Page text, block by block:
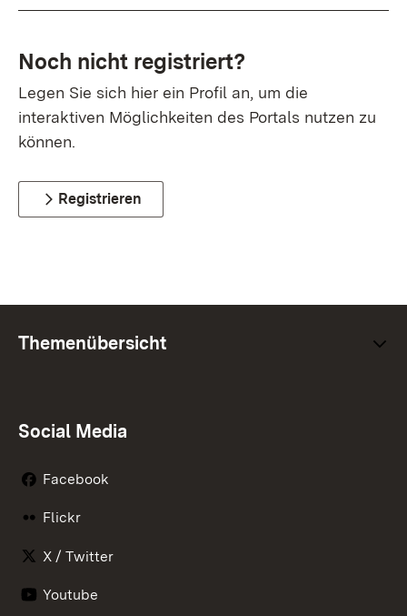
Noch nicht registriert?
Legen Sie sich hier ein Profil an, um die
interaktiven Möglichkeiten des Portals nutzen zu
können.
Registrieren
Themenübersicht
Social Media
Facebook
Flickr
X / Twitter
Youtube